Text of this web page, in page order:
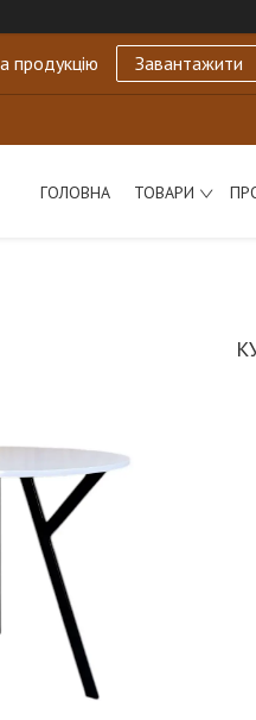
продукцію Завантажити
ГОЛОВНА ТОВАРИ